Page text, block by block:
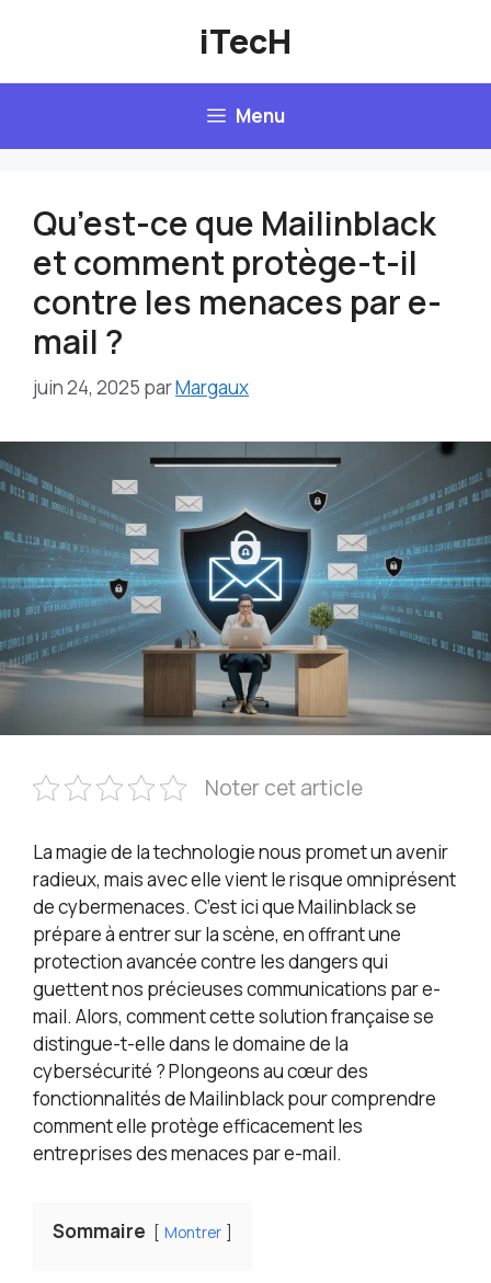
iTecH
Menu
Qu’est-ce que Mailinblack
et comment protège-t-il
contre les menaces par e-
mail ?
juin 24, 2025 parMargaux
Noter cet article
La magie de la technologie nous promet un avenir
radieux, mais avec elle vient le risque omniprésent
de cybermenaces. C’est ici que Mailinblack se
prépare à entrer sur la scène, en offrant une
protection avancée contre les dangers qui
guettent nos précieuses communications par e-
mail. Alors, comment cette solution française se
distingue-t-elle dans le domaine de la
cybersécurité ? Plongeons au cœur des
fonctionnalités de Mailinblack pour comprendre
comment elle protège efficacement les
entreprises des menaces par e-mail.
Sommaire Montrer